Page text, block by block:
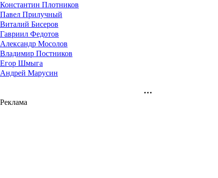
Константин Плотников
Павел Прилучный
Виталий Бисеров
Гавриил Федотов
Александр Мосолов
Владимир Постников
Егор Шмыга
Андрей Марусин
Реклама